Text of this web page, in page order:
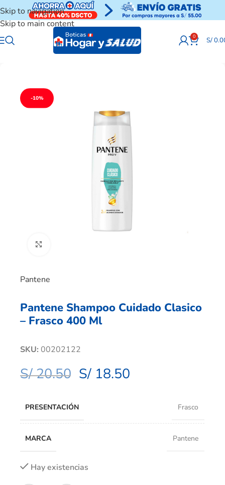
Skip to navigation
Skip to main content
0 S/
-10%
Pantene
Pantene Shampoo Cuidado Clasico
– Frasco 400 Ml
SKU: 00202122
S/20.50 S/ 18.50
PRESENTACIÓN Frasco
MARCA Pantene
Hay existencias